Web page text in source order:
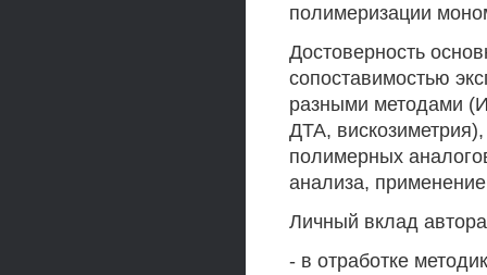
полимеризации
Достоверность
сопоставимостью
разными методами
ДТА,
полимерных
анализа,
Личный вклад
- в отработке